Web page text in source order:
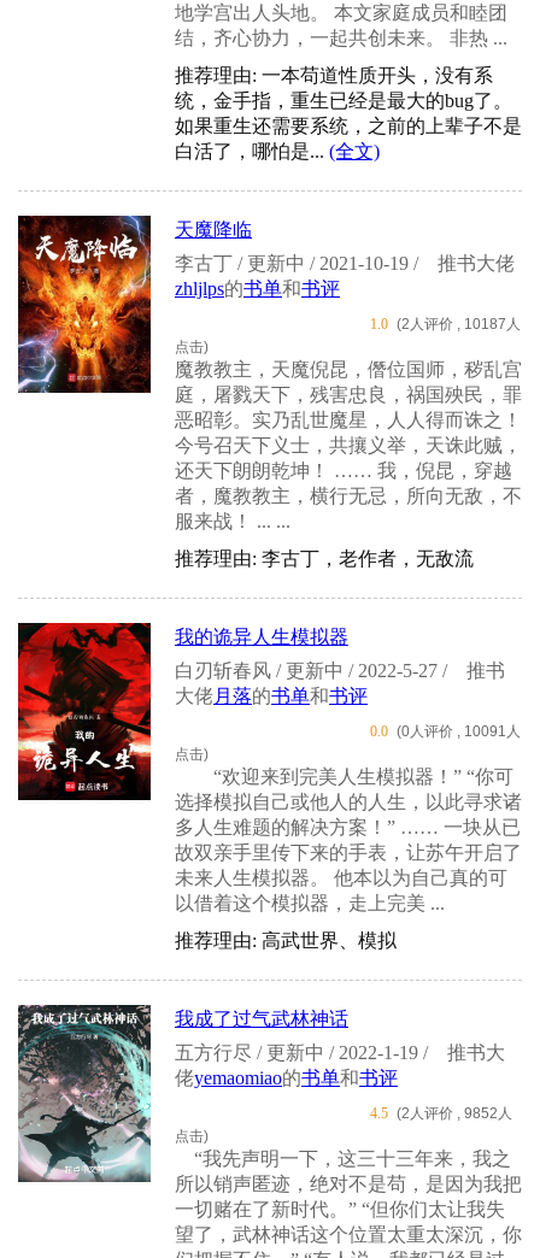
地学宫出人头地。 本文家庭成员和睦团
结，齐心协力，一起共创未来。 非热 ...
推荐理由: 一本苟道性质开头，没有系
统，金手指，重生已经是最大的bug了。
如果重生还需要系统，之前的上辈子不是
白活了，哪怕是... (全文)
天魔降临
李古丁 / 更新中 / 2021-10-19 /
推书大佬
zhljlps的书单和书评
1.0 (2人评价 , 10187人
点击)
魔教教主，天魔倪昆，僭位国师，秽乱宫
庭，屠戮天下，残害忠良，祸国殃民，罪
恶昭彰。实乃乱世魔星，人人得而诛之！
今号召天下义士，共攘义举，天诛此贼，
还天下朗朗乾坤！ …… 我，倪昆，穿越
者，魔教教主，横行无忌，所向无敌，不
服来战！ ... ...
推荐理由: 李古丁，老作者，无敌流
我的诡异人生模拟器
白刃斩春风 / 更新中 / 2022-5-27 /
推书
大佬月落的书单和书评
0.0 (0人评价 , 10091人
点击)
“欢迎来到完美人生模拟器！” “你可
选择模拟自己或他人的人生，以此寻求诸
多人生难题的解决方案！” …… 一块从已
故双亲手里传下来的手表，让苏午开启了
未来人生模拟器。 他本以为自己真的可
以借着这个模拟器，走上完美 ...
推荐理由: 高武世界、模拟
我成了过气武林神话
五方行尽 / 更新中 / 2022-1-19 /
推书大
佬yemaomiao的书单和书评
4.5 (2人评价 , 9852人
点击)
“我先声明一下，这三十三年来，我之
所以销声匿迹，绝对不是苟，是因为我把
一切赌在了新时代。” “但你们太让我失
望了，武林神话这个位置太重太深沉，你